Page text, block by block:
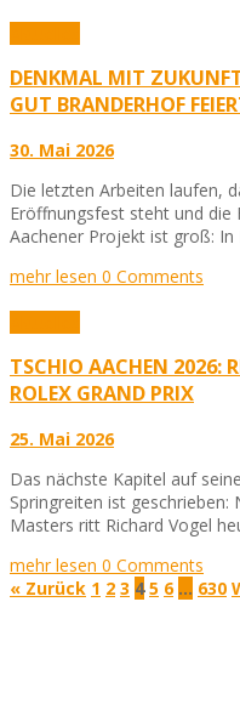
DENKMAL MIT
GUT BRANDERHOF
30. Mai 2026
Die letzten Arbeiten laufen,
Eröffnungsfest steht und die
Aachener Projekt ist groß: In
mehr lesen 0 Comments
TSCHIO AACHEN 2026:
ROLEX GRAND PRIX
25. Mai 2026
Das nächste Kapitel auf
Springreiten ist
Masters ritt Richard Vogel
mehr lesen 0 Comments
« Zurück 1 2 3 4 5 6 … 630